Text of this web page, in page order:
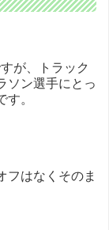
が、トラック
ソン選手にとっ
。
フはなくそのま